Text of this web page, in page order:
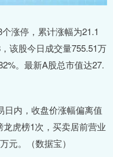
涨停，累计涨幅为21.1
该股今日成交量755.51万
。最新A股总市值达27.
日内，收盘价涨幅偏离值
虎榜1次，买卖居前营业
元。（数据宝）